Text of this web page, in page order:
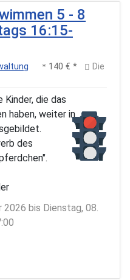
5 - 8
16:15-
140 € *
Die
Kinder, die das
haben, weiter in
des
bis Dienstag, 08.